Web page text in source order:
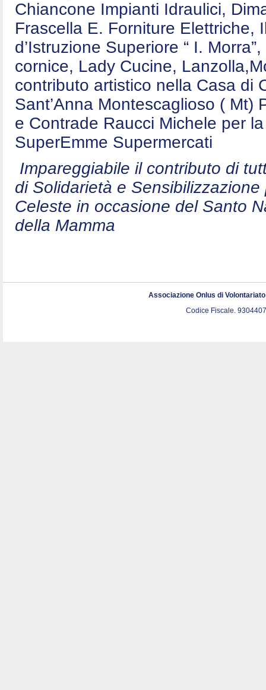
Chiancone Impianti Idraulici,
Frascella E. Forniture Elettriche,
d’Istruzione Superiore “ I.
cornice, Lady Cucine,
contributo artistico nella Casa di
Sant’Anna Montescaglioso ( Mt)
e Contrade Raucci Michele per
SuperEmme Supermercati
Impareggiabile il contributo di
di Solidarietà e
Celeste in occasione del Santo
della Mamma
Associazione Onlus di
Codice Fiscale.